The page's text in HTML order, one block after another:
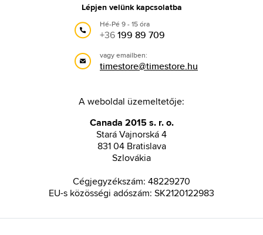
Lépjen velünk kapcsolatba
Hé-Pé 9 - 15 óra
+36199 89 709
vagy emailben:
timestore@timestore.hu
A weboldal üzemeltetője:
Canada 2015 s. r. o.
Stará Vajnorská 4
831 04 Bratislava
Szlovákia
Cégjegyzékszám: 48229270
EU-s közösségi adószám: SK2120122983